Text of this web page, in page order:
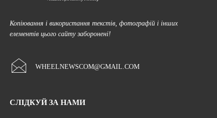
Копіювання і використання текстів, фотографій і інших
елементів цього сайту заборонені!
WHEELNEWSCOM@GMAIL.COM
СЛІДКУЙ ЗА НАМИ